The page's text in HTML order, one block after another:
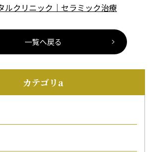
カテゴリa
ルクリニック｜セラミック治療
一覧へ戻る